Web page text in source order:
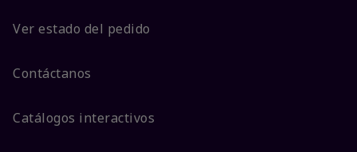
Ver estado del pedido
Contáctanos
Catálogos interactivos